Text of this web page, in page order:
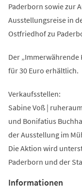
Paderborn sowie zur
Ausstellungsreise in
Ostfriedhof zu
Der „Immerwährende
für 30 Euro erhältlich.
Verkaufsstellen:
Sabine Voß |
und Bonifatius
der Ausstellung im
Die Aktion wird
Paderborn und der
Informationen